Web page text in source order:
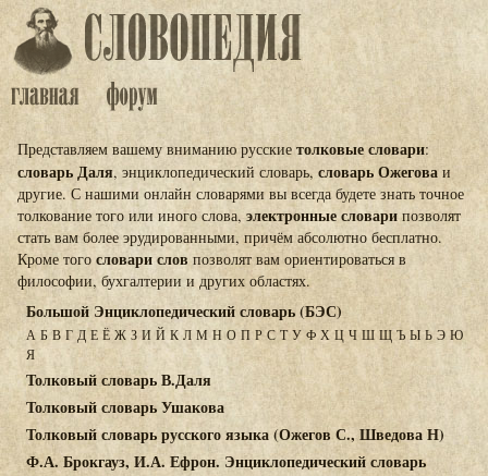
Представляем вашему вниманию русские толковые словари:
словарь Даля, энциклопедический словарь, словарь Ожегова и
другие. С нашими онлайн словарями вы всегда будете знать точное
толкование того или иного слова, электронные словарипозволят
стать вам более эрудированными, причём абсолютно бесплатно.
Кроме того словари словпозволят вам ориентироваться в
философии, бухгалтерии и других областях.
Большой Энциклопедический словарь (БЭС)
А Б В Г Д Е Ё Ж З И Й К Л М Н О П Р С Т У Ф Х Ц Ч Ш Щ Ъ Ы Ь Э Ю
Я
Толковый словарь В.Даля
Толковый словарь Ушакова
Толковый словарь русского языка (Ожегов С., Шведова Н)
Ф.А. Брокгауз, И.А. Ефрон. Энциклопедический словарь